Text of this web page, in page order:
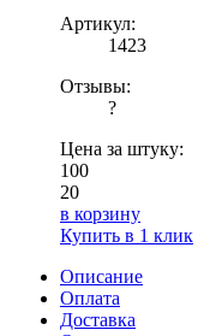
Артикул:
1423
Отзывы:
?
Цена за штуку:
100
20
в корзину
Купить в 1 клик
Описание
Оплата
Доставка